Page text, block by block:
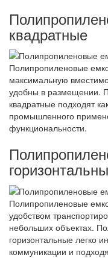
квадратные
Полипропиленовые
максимальную
удобны в размещении.
квадратные подходят
промышленного
функциональности.
Полипропиленовые
удобством
небольших объектах.
горизонтальные легко
коммуникации и